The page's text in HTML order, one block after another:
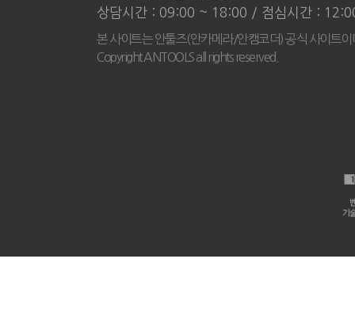
상담시간 : 09:00 ~ 18:00 / 점심시간 :
본 사이트는 안툴즈(안카메라/안캠코더) 공식 사이트
Copyright ANTOOLS all rights reserved.